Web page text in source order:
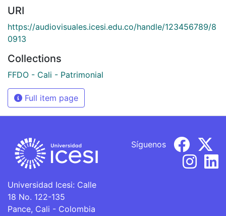
URI
https://audiovisuales.icesi.edu.co/handle/123456789/8
0913
Collections
FFDO - Cali - Patrimonial
Full item page
Universidad Icesi: Calle
18 No. 122-135
Pance, Cali - Colombia
Síguenos